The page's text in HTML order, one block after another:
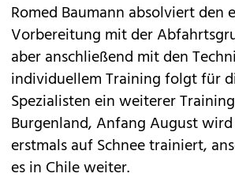
Romed Baumann absolviert den
Vorbereitung mit der
aber anschließend mit den
individuellem Training folgt für
Spezialisten ein weiterer
Burgenland, Anfang August
erstmals auf Schnee trainiert,
es in Chile weiter.